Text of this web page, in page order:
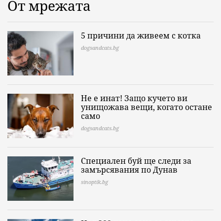
От мрежата
5 причини да живеем с котка
dogsandcats.bg
Не е инат! Защо кучето ви
унищожава вещи, когато остане
само
dogsandcats.bg
Специален буй ще следи за
замърсявания по Дунав
sinoptik.bg